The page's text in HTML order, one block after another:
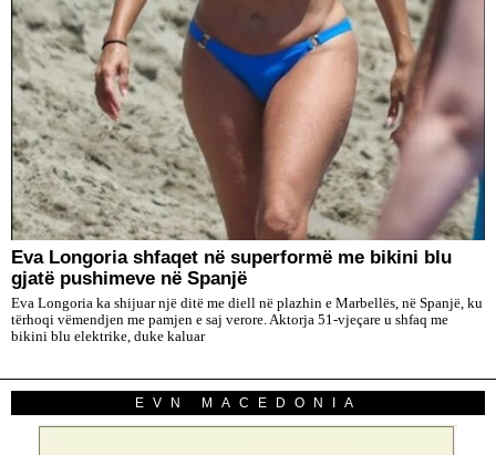
Eva Longoria shfaqet në superformë me bikini blu
gjatë pushimeve në Spanjë
Eva Longoria ka shijuar një ditë me diell në plazhin e Marbellës, në Spanjë, ku
tërhoqi vëmendjen me pamjen e saj verore. Aktorja 51-vjeçare u shfaq me
bikini blu elektrike, duke kaluar
EVN MACEDONIA